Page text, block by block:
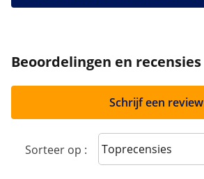
Beoordelingen en recensies
Schrijf een review
Sorteer op : Sort reviews